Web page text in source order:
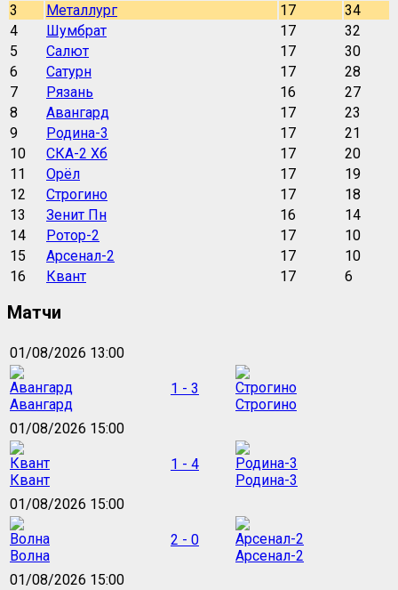
3
Металлург 17
34
4
Шумбрат 17
32
5
Салют 17
30
6
Сатурн 17
28
7
Рязань 16
27
8
Авангард 17
23
9
Родина-3 17
21
10
СКА-2 Хб 17
20
11
Орёл 17
19
12
Строгино 17
18
13
Зенит Пн 16
14
14
Ротор-2 17
10
15
Арсенал-2 17
10
16
Квант 17 6
Матчи
01/08/2026 13:00
Авангард
1 - 3
Строгино
01/08/2026 15:00
Квант
1 - 4
Родина-3
01/08/2026 15:00
Волна
2 - 0
Арсенал-2
01/08/2026 15:00